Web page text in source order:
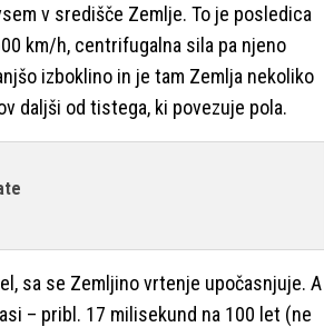
v središče Zemlje. To je posledica
km/h, centrifugalna sila pa njeno
izboklino in je tam Zemlja nekoliko
daljši od tistega, ki povezuje pola.
sa se Zemljino vrtenje upočasnjuje. A
– pribl. 17 milisekund na 100 let (ne